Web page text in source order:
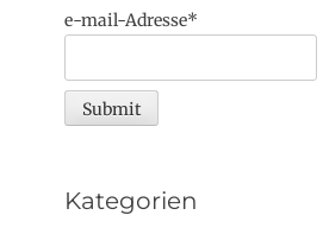
e-mail-Adresse*
Kategorien